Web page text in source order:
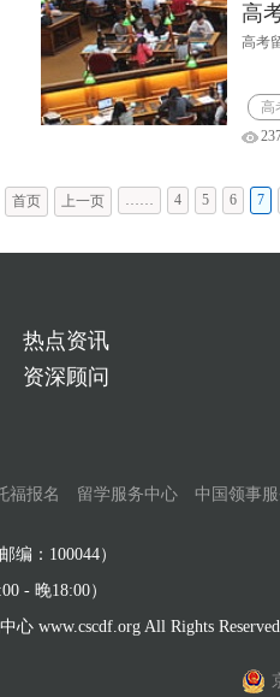
高
高考
高
7
6
5
4
……
上一页
首页
热点资讯
资深顾问
福报名 留学服务中心 中国领事服
编：100044）
- 晚18:00）
心 www.cscdf.org All Rights Reserved